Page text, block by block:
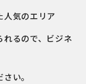
人気のエリア
れるので、ビジネ
い。